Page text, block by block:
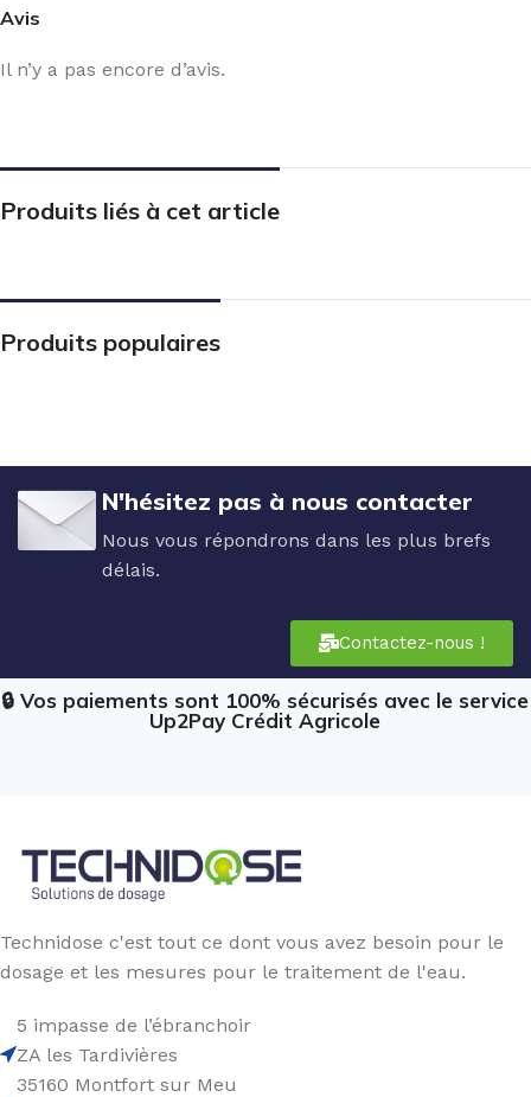
Avis
Il n’y a pas encore d’avis.
Produits liés à cet article
Produits populaires
N'hésitez pas à nous contacter
Nous vous répondrons dans les plus brefs
délais.
Contactez-nous !
🔒 Vos paiements sont 100% sécurisés avec le service
Up2Pay Crédit Agricole
Technidose c'est tout ce dont vous avez besoin pour le
dosage et les mesures pour le traitement de l'eau.
5 impasse de l’ébranchoir
ZA les Tardivières
35160 Montfort sur Meu